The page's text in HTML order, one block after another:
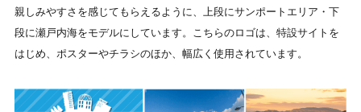
親しみやすさを感じてもらえるように、上段にサンポートエリア・下
段に瀬戸内海をモデルにしています。こちらのロゴは、特設サイトを
はじめ、ポスターやチラシのほか、幅広く使用されています。